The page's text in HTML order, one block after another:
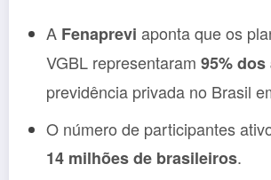
A Fenaprevi aponta que os
VGBL representaram 95%
previdência privada no Brasil
O número de participantes
14 milhões de brasileiros.